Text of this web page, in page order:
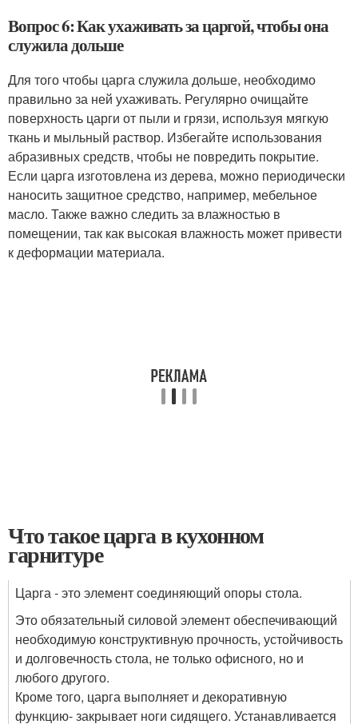
Вопрос 6: Как ухаживать за царгой, чтобы она
служила дольше
Для того чтобы царга служила дольше, необходимо
правильно за ней ухаживать. Регулярно очищайте
поверхность царги от пыли и грязи, используя мягкую
ткань и мыльный раствор. Избегайте использования
абразивных средств, чтобы не повредить покрытие.
Если царга изготовлена из дерева, можно периодически
наносить защитное средство, например, мебельное
масло. Также важно следить за влажностью в
помещении, так как высокая влажность может привести
к деформации материала.
Что такое царга в кухонном
гарнитуре
Царга - это элемент соединяющий опоры стола.
Это обязательный силовой элемент обеспечивающий
необходимую конструктивную прочность, устойчивость
и долговечность стола, не только офисного, но и
любого другого.
Кроме того, царга выполняет и декоративную
функцию- закрывает ноги сидящего. Устанавливается